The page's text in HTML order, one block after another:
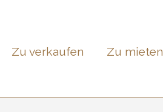
Zu verkaufen Zu mieten